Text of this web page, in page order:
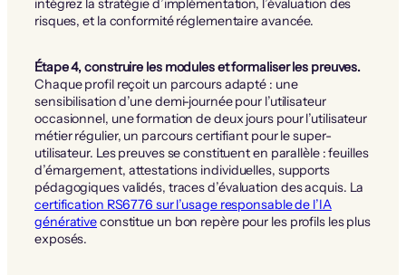
intégrez la stratégie d’implémentation, l’évaluation des
risques, et la conformité réglementaire avancée.
Étape 4, construire les modules et formaliser les preuves.
Chaque profil reçoit un parcours adapté : une
sensibilisation d’une demi-journée pour l’utilisateur
occasionnel, une formation de deux jours pour l’utilisateur
métier régulier, un parcours certifiant pour le super-
utilisateur. Les preuves se constituent en parallèle : feuilles
d’émargement, attestations individuelles, supports
pédagogiques validés, traces d’évaluation des acquis. La
certification RS6776 sur l’usage responsable de l’IA
générativeconstitue un bon repère pour les profils les plus
exposés.